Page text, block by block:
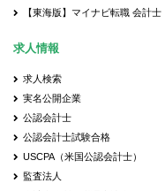
【東海版】マイナビ転職 会計士
求人情報
求人検索
実名公開企業
公認会計士
公認会計士試験合格
USCPA（米国公認会計士）
監査法人